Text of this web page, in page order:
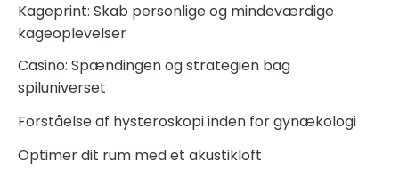
Kageprint: Skab personlige og mindeværdige
kageoplevelser
Casino: Spændingen og strategien bag
spiluniverset
Forståelse af hysteroskopi inden for gynækologi
Optimer dit rum med et akustikloft